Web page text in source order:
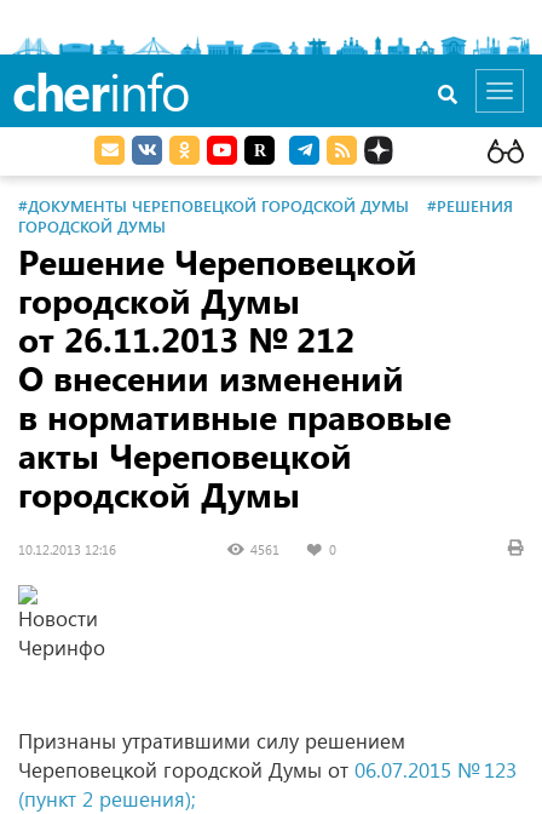
cherinfo
#ДОКУМЕНТЫ ЧЕРЕПОВЕЦКОЙ ГОРОДСКОЙ ДУМЫ
#РЕШЕНИЯ
ГОРОДСКОЙ ДУМЫ
Решение Череповецкой
городской Думы
от 26.11.2013 № 212
О внесении изменений
в нормативные правовые
акты Череповецкой
городской Думы
10.12.2013 12:16 4561 0
Признаны утратившими силу решением
Череповецкой городской Думы от 06.07.2015 № 123
(пункт 2 решения);